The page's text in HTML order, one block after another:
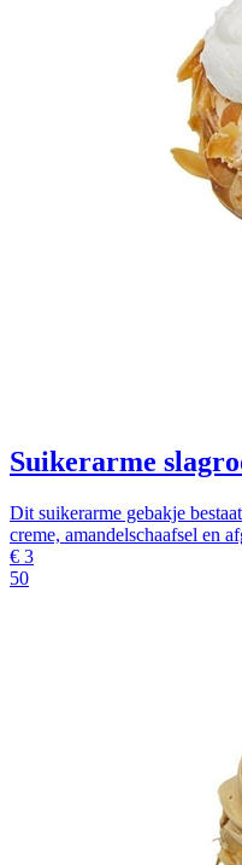
Suikerarme
Dit suikerarme gebakje
creme, amandelschaafsel en
€ 3
50